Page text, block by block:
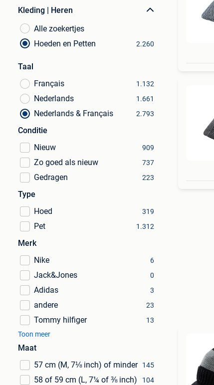
Kleding | Heren
Alle zoekertjes
Hoeden en Petten
2.260
Taal
Français
1.132
Nederlands 1.661
Nederlands & Français 2.793
Conditie
Nieuw
909
Zo goed als nieuw 737
Gedragen 223
Type
Hoed
319
Pet 1.312
Merk
Nike
6
Jack&Jones 0
Adidas 3
andere 23
Tommy hilfiger
13
Toon meer
Maat
57 cm (M, 7⅛ inch) of minder
145
58 of 59 cm (L, 7¼ of ⅜ inch) 104